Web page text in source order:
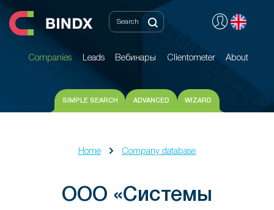
Companies Leads Вебинары Clientometer About
Companies Leads Вебинары Clientometer About
SIMPLE SEARCH ADVANCED WIZARD
Home Company database
ООО «Системы